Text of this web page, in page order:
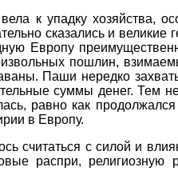
к упадку хозяйства,
сказались и
Европу
пошлин,
Паши нередко
суммы денег. Тем
равно как
в Европу.
считаться с силой и
распри, религиозную